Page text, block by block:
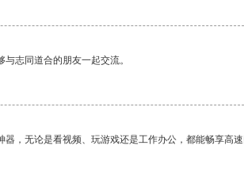
志同道合的朋友一起交流。
，无论是看视频、玩游戏还是工作办公，都能畅享高